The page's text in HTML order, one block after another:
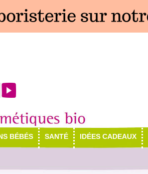
BÉBÉS SANTÉ IDÉES CADEAUX